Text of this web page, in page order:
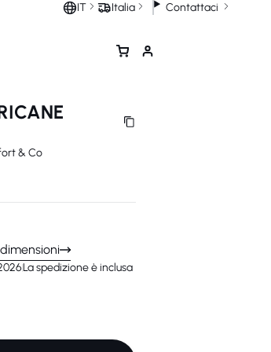
IT Italia Contattaci
& Co
La spedizione è inclusa